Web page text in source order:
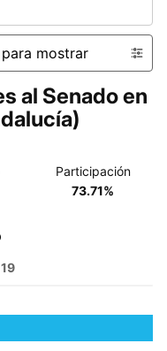
mostrar
al Senado en
Participación
73.71%